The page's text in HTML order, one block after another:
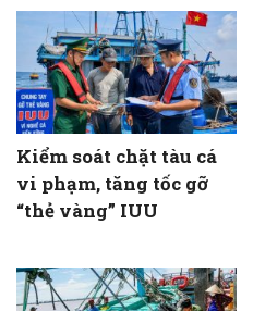
Kiểm soát chặt tàu cá
vi phạm, tăng tốc gỡ
“thẻ vàng” IUU